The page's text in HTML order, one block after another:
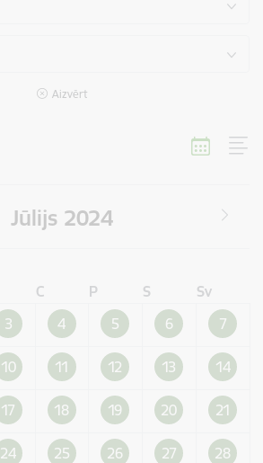
Aizvērt
Jūlijs 2024
C P S
Sv
3 4 5 6 7
10 11 12 13 14
17 18 19 20 21
24 25 26 27 28